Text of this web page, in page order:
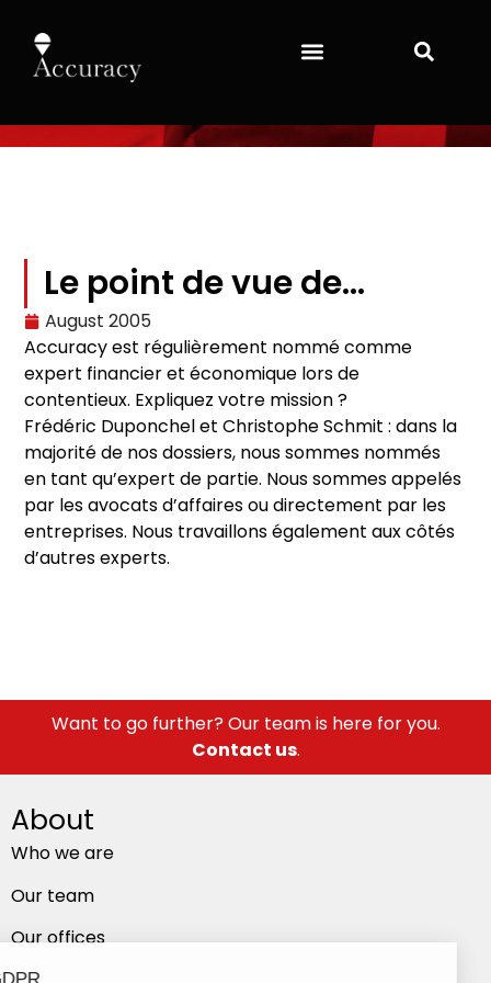
Le point de vue de…
August 2005
Accuracy est régulièrement nommé comme
expert financier et économique lors de
contentieux. Expliquez votre mission ?
Frédéric Duponchel et Christophe Schmit : dans la
majorité de nos dossiers, nous sommes nommés
en tant qu’expert de partie. Nous sommes appelés
par les avocats d’affaires ou directement par les
entreprises. Nous travaillons également aux côtés
d’autres experts.
Want to go further? Our team is here for you.
Contact us.
About
Who we are
Our team
Our offices